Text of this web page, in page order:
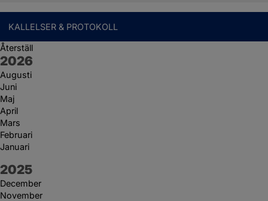
KALLELSER & PROTOKOLL
Återställ
År:
2026
Augusti
Juni
Maj
April
Mars
Februari
Januari
År:
2025
December
November